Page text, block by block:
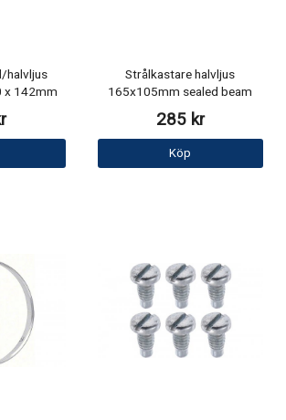
halvljus
x 142mm
Strålkastare halvljus
165x105mm sealed beam
285 kr
Köp